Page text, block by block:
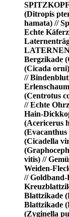
(Ditropis
hamata) //
Echte
Bergzikade
(Cicada
//
(Centrotus
// Echte
Hain-
(Acericerus
(Cicadella
vitis) //
Weiden-
//
Blattzikade
Blattzikade
(Zyginella